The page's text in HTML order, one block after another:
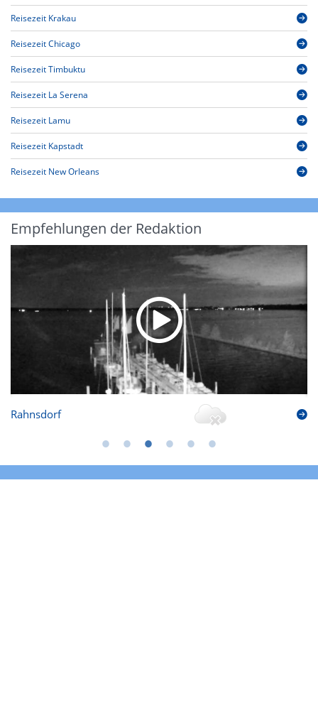
Reisezeit Krakau
Reisezeit Chicago
Reisezeit Timbuktu
Reisezeit La Serena
Reisezeit Lamu
Reisezeit Kapstadt
Reisezeit New Orleans
Empfehlungen der Redaktion
Rahnsdorf